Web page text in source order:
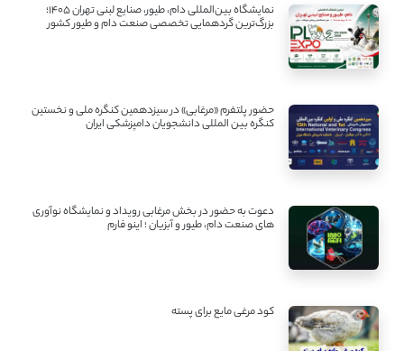
نمایشگاه بین‌المللی دام، طیور، صنایع لبنی تهران ۱۴۰۵؛
بزرگ‌ترین گردهمایی تخصصی صنعت دام و طیور کشور
حضور پلتفرم «مرغابی» در سیزدهمین کنگره ملی و نخستین
کنگره بین ‌المللی دانشجویان دامپزشکی ایران
دعوت به حضور در بخش مرغابی رویداد و نمایشگاه نوآوری
های صنعت دام، طیور و آبزیان ؛ اینو فارم
کود مرغی مایع برای پسته